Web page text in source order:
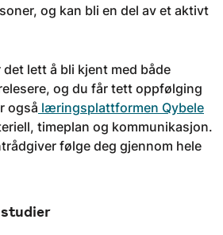
og kan bli en del av et aktivt
lett å bli kjent med både
og du får tett oppfølging
også læringsplattformen Qybele
timeplan og kommunikasjon.
følge deg gjennom hele
studier